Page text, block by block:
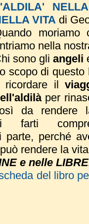
VITA di
moriamo
nella
sono gli angeli
scopo di
ricordare il
per
da rendere
farti
perché
rendere la
e nelle
del libro